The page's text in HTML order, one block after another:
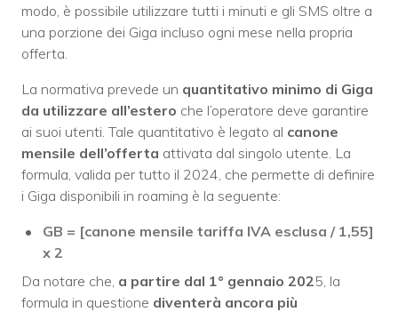
modo, è possibile utilizzare tutti i minuti e gli SMS oltre a
una porzione dei Giga incluso ogni mese nella propria
offerta.
La normativa prevede un quantitativo minimo di Giga
da utilizzare all’estero che l’operatore deve garantire
ai suoi utenti. Tale quantitativo è legato al canone
mensile dell’offerta attivata dal singolo utente. La
formula, valida per tutto il 2024, che permette di definire
i Giga disponibili in roaming è la seguente:
GB = [canone mensile tariffa IVA esclusa / 1,55]
x 2
Da notare che, a partire dal 1° gennaio 2025, la
formula in questione diventerà ancora più